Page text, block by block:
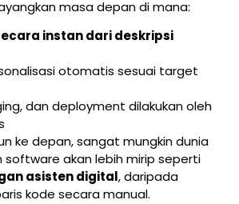
masa depan di mana:
instan dari deskripsi
otomatis sesuai target
dan deployment dilakukan oleh
ke depan, sangat mungkin dunia
akan lebih mirip seperti
asisten digital, daripada
kode secara manual.